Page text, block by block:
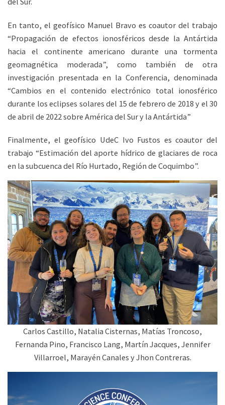
En tanto, el geofísico Manuel Bravo es coautor del trabajo
“Propagación de efectos ionosféricos desde la Antártida
hacia el continente americano durante una tormenta
geomagnética moderada”, como también de otra
investigación presentada en la Conferencia, denominada
“Cambios en el contenido electrónico total ionosférico
durante los eclipses solares del 15 de febrero de 2018 y el 30
de abril de 2022 sobre América del Sur y la Antártida”
Finalmente, el geofísico UdeC Ivo Fustos es coautor del
trabajo “Estimación del aporte hídrico de glaciares de roca
en la subcuenca del Río Hurtado, Región de Coquimbo”.
Carlos Castillo, Natalia Cisternas, Matías Troncoso,
Fernanda Pino, Francisco Lang, Martín Jacques, Jennifer
Villarroel, Marayén Canales y Jhon Contreras.